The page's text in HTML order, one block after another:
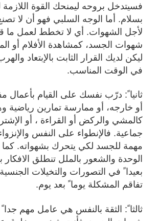
فسيتدخل بروحه ليمنحك القوة اللازمة
بسلام. أما الوجه السلبي فهو أن لا
لأجل الشهوات. أي لا تخطط لعمل ما
شهوات الجسد، كمشاهدة الأفلام أو
ليكن لديك القرار الثابت بالإبتعاد
في الوقت المناسب.
ثانيا ً: درّب نفسك على القيام بأعمال
أو خارجه، أو ممارسة تمارين رياضية
كالمشي والركض أو القراءة ، أو
جماعية. فالإنطواء على النفس
مهمة للجسد لكي يتحرك بشهواته. كما
الوحدة والشعور بالملل تنطلق الافكار
بعيدا ً في التصورات والتخيلات
تفاقم المشكلة يوما ً بعد يوم.
ثالثا ً: الثقة بالنفس هي عامل مهم جدا